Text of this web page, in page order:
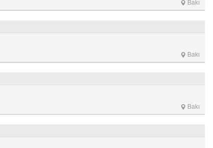
Bakı
Bakı
Bakı